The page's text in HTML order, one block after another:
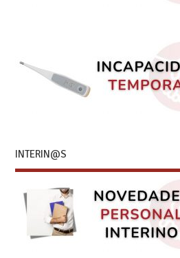
INTERIN@S